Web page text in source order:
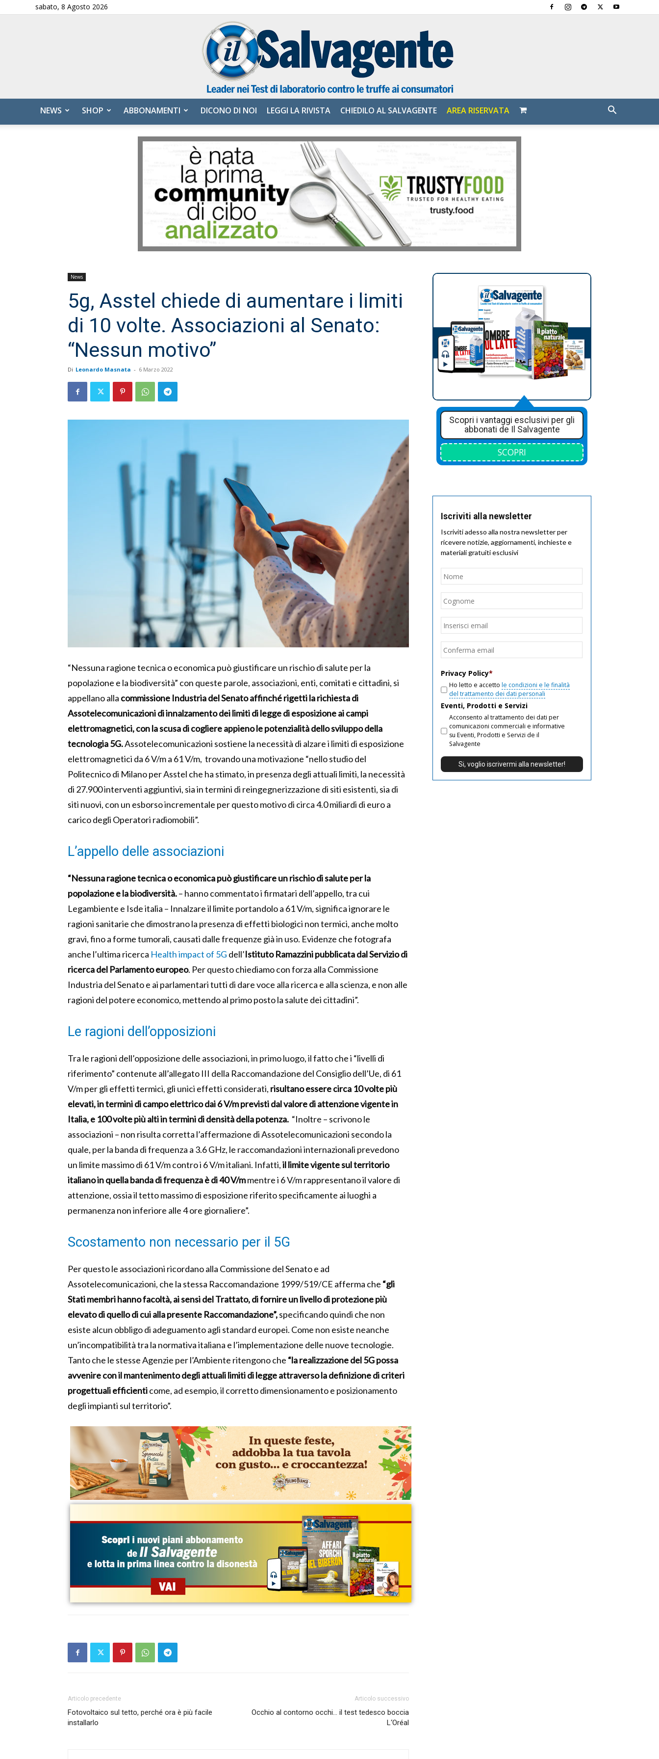
sabato, 8 Agosto 2026
Salvagente
NEWS SHOP ABBONAMENTI DICONO DI NOI LEGGI LA RIVISTA CHIEDILO AL SALVAGENTE AREA RISERVATA
News
5g, Asstel chiede di aumentare i limiti
di 10 volte. Associazioni al Senato:
“Nessun motivo”
Di Leonardo Masnata - 6 Marzo 2022
“Nessuna ragione tecnica o economica può giustificare un rischio di salute per la
popolazione e la biodiversità” con queste parole, associazioni, enti, comitati e cittadini, si
appellano alla commissione Industria del Senato affinché rigetti la richiesta di
Assotelecomunicazionidi innalzamento dei limiti di legge di esposizione ai campi
elettromagnetici, con la scusa di cogliere appieno le potenzialità dello sviluppo della
tecnologia 5G.Assotelecomunicazioni sostiene la necessità di alzare i limiti di esposizione
elettromagnetici da 6 V/m a 61 V/m, trovando una motivazione “nello studio del
Politecnico di Milano per Asstel che ha stimato, in presenza degli attuali limiti, la necessità
di 27.900 interventi aggiuntivi, sia in termini di reingegnerizzazione di siti esistenti, sia di
siti nuovi, con un esborso incrementale per questo motivo di circa 4.0 miliardi di euro a
carico degli Operatori radiomobili”.
L’appello delle associazioni
“Nessuna ragione tecnica o economica può giustificare un rischio di salute per la
popolazione e la biodiversità.– hanno commentato i firmatari dell’appello, tra cui
Legambiente e Isde italia – Innalzare il limite portandolo a 61 V/m, significa ignorare le
ragioni sanitarie che dimostrano la presenza di effetti biologici non termici, anche molto
gravi, fino a forme tumorali, causati dalle frequenze già in uso. Evidenze che fotografa
anche l’ultima ricerca Health impact of 5G dell’Istituto Ramazzini pubblicata dal Servizio di
ricerca del Parlamento europeo. Per questo chiediamo con forza alla Commissione
Industria del Senato e ai parlamentari tutti di dare voce alla ricerca e alla scienza, e non alle
ragioni del potere economico, mettendo al primo posto la salute dei cittadini”.
Le ragioni dell’opposizioni
Tra le ragioni dell’opposizione delle associazioni, in primo luogo, il fatto che i “livelli di
riferimento” contenute all’allegato III della Raccomandazione del Consiglio dell’Ue, di 61
V/m per gli effetti termici, gli unici effetti considerati, risultano essere circa 10 volte più
elevati, in termini di campo elettrico dai 6 V/m previsti dal valore di attenzione vigente in
Italia, e 100 volte più alti in termini di densità della potenza. “Inoltre – scrivono le
associazioni – non risulta corretta l’affermazione di Assotelecomunicazioni secondo la
quale, per la banda di frequenza a 3.6 GHz, le raccomandazioni internazionali prevedono
un limite massimo di 61 V/m contro i 6 V/m italiani. Infatti,il limite vigente sul territorio
italiano in quella banda di frequenza è di 40 V/mmentre i 6 V/m rappresentano il valore di
attenzione, ossia il tetto massimo di esposizione riferito specificamente ai luoghi a
permanenza non inferiore alle 4 ore giornaliere”.
Scostamento non necessario per il 5G
Per questo le associazioni ricordano alla Commissione del Senato e ad
Assotelecomunicazioni, che la stessa Raccomandazione 1999/519/CE afferma che “gli
Stati membri hanno facoltà, ai sensi del Trattato, di fornire un livello di protezione più
elevato di quello di cui alla presente Raccomandazione”,specificando quindi che non
esiste alcun obbligo di adeguamento agli standard europei. Come non esiste neanche
un’incompatibilità tra la normativa italiana e l’implementazione delle nuove tecnologie.
Tanto che le stesse Agenzie per l’Ambiente ritengono che “la realizzazione del 5G possa
avvenire con il mantenimento degli attuali limiti di legge attraverso la definizione di criteri
progettuali efficienticome, ad esempio, il corretto dimensionamento e posizionamento
degli impianti sul territorio”.
Articolo precedente
Fotovoltaico sul tetto, perché ora è più facile
installarlo
Articolo successivo
Occhio al contorno occhi… il test tedesco boccia
L‘Oréal
Scopri i vantaggi esclusivi per gli
abbonati de Il Salvagente
SCOPRI
Iscriviti alla newsletter
Iscriviti adesso alla nostra newsletter per
ricevere notizie, aggiornamenti, inchieste e
materiali gratuiti esclusivi
Nome
Email
Privacy Policy*
Ho letto e accetto le condizioni e le finalità
del trattamento dei dati personali
Eventi, Prodotti e Servizi
Acconsento al trattamento dei dati per
comunicazioni commerciali e informative
su Eventi, Prodotti e Servizi de il
Salvagente